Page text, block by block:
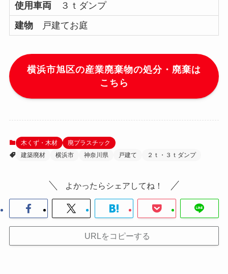
使用車両 ３ｔダンプ
建物戸建てお庭
横浜市旭区の産業廃棄物の処分・廃棄は
こちら
木くず・木材
廃プラスチック
建築廃材
横浜市 神奈川県 戸建て ２ｔ・３ｔダンプ
よかったらシェアしてね！
URLをコピーする